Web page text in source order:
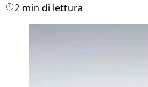
2 min di lettura